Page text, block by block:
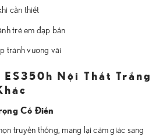
cần thiết
trẻ em đạp bẩn
tránh vương vãi
ES350h Nội Thất Trắng
Cổ Điển
truyền thống, mang lại cảm giác sang